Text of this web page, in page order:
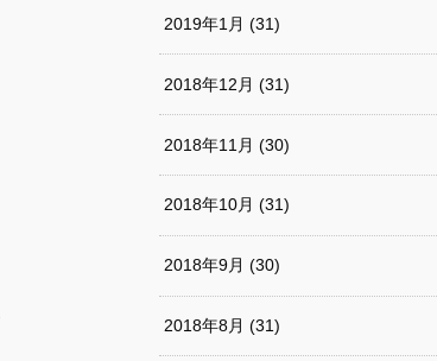
2019年1月 (31)
2018年12月 (31)
2018年11月 (30)
2018年10月 (31)
2018年9月 (30)
2018年8月 (31)